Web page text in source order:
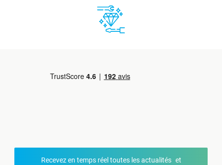
Recevez en temps réel toutes les actualités et